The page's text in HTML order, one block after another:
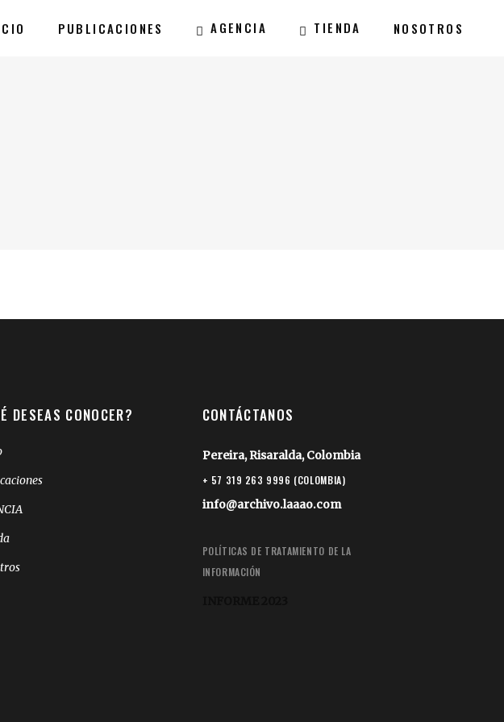
PUBLICACIONES AGENCIA TIENDA NOSOTROS
DESEAS CONOCER? CONTÁCTANOS
Pereira, Risaralda, Colombia
+ 57 319 263 9996 (COLOMBIA)
info@archivo.laaao.com
POLÍTICAS DE TRATAMIENTO DE LA
INFORMACIÓN